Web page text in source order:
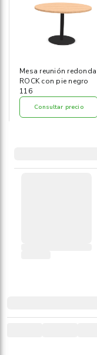
Mesa reunión redonda
ROCK con pie negro
116
Consultar precio